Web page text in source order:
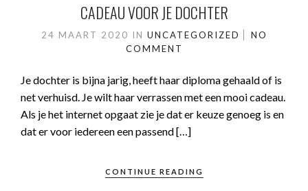
CADEAU VOOR JE DOCHTER
24 MAART 2020 IN UNCATEGORIZED
NO
COMMENT
Je dochter is bijna jarig, heeft haar diploma gehaald of is
net verhuisd. Je wilt haar verrassen met een mooi cadeau.
Als je het internet opgaat zie je dat er keuze genoeg is en
dat er voor iedereen een passend […]
CONTINUE READING